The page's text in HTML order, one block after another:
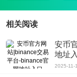
数字资产的交易。
有数字资产及NFT。
3. 交易工具：提供简单、
4. 资产安全：采用多重安
全。
相关阅读
安币
地址
2025-11-